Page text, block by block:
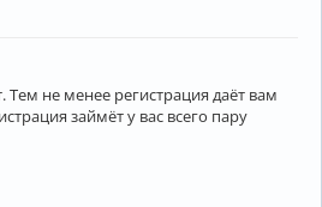
не менее регистрация даёт вам
займёт у вас всего пару